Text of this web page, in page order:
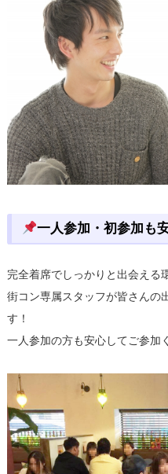
一人参加・初参加も
完全着席でしっかりと出会える
街コン専属スタッフが皆さんの
す！
一人参加の方も安心してご参加